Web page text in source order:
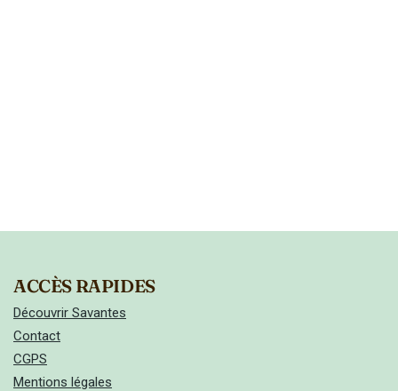
ACCÈS RAPIDES
Découvrir Savantes
Contact
CGPS
Mentions légales